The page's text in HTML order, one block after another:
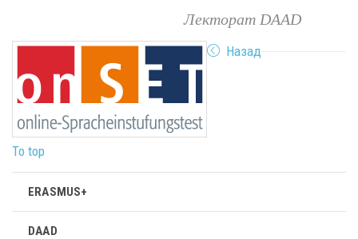
Лекторат DAAD
Назад
To top
ERASMUS+
DAAD